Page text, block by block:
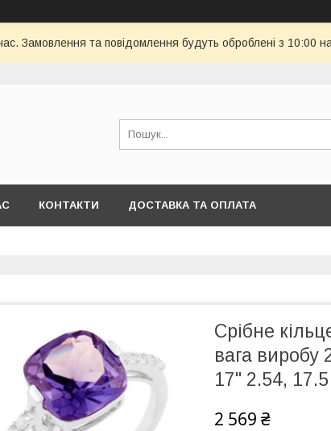
Замовлення та повідомлення будуть оброблені з 10:00
КОНТАКТИ ДОСТАВКА ТА ОПЛАТА
Срібне
вага виробу
17" 2.54, 17.5
2 569 ₴